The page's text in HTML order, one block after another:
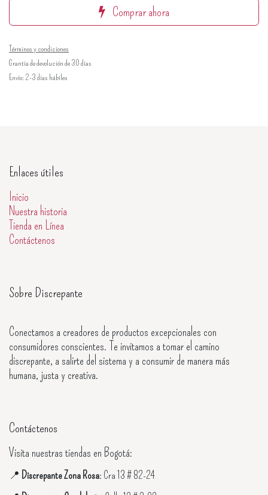
Comprar ahora
Términos y condiciones
Grantía de devolución de 30 días
Envío: 2-3 días hábiles
Enlaces útiles
Inicio
Nuestra historia
Tienda en Línea
Contáctenos
Sobre Discrepante
Conectamos a creadores de productos excepcionales con
consumidores conscientes. Te invitamos a tomar el camino
discrepante, a salirte del sistema y a consumir de manera más
humana, justa y creativa.
Contáctenos
Visita nuestras tiendas en Bogotá:
📍 Discrepante Zona Rosa: Cra 13 # 82-24